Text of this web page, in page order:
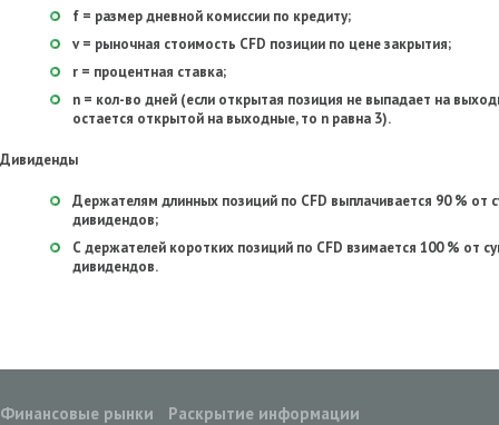
f = размер дневной комиссии по кредиту;
v = рыночная стоимость CFD позиции по цене закрытия;
r = процентная ставка;
n = кол-во дней (если открытая позиция не выпадает на
остается открытой на выходные, то n равна 3).
Дивиденды
Держателям длинных позиций по CFD выплачивается 90 % от
дивидендов;
С держателей коротких позиций по CFD взимается 100 % от
дивидендов.
Финансовые рынки Раскрытие информации